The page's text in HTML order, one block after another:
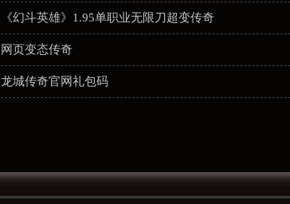
《幻斗英雄》1.95单职业无限刀超变传奇
网页变态传奇
龙城传奇官网礼包码